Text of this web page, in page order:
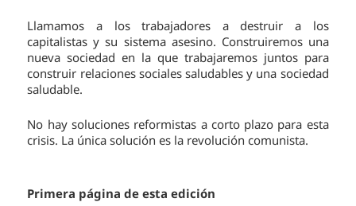
Llamamos a los trabajadores a destruir a los
capitalistas y su sistema asesino. Construiremos una
nueva sociedad en la que trabajaremos juntos para
construir relaciones sociales saludables y una sociedad
saludable.
No hay soluciones reformistas a corto plazo para esta
crisis. La única solución es la revolución comunista.
Primera página de esta edición